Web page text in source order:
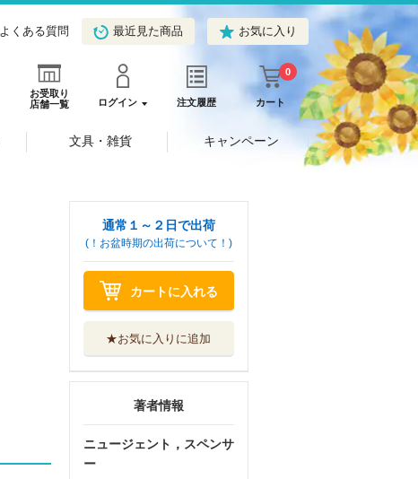
よくある質問 最近見た商品 お気に入り
お受取り
店舗一覧
ログイン 注文履歴 カート
0
文具・雑貨 キャンペーン
通常１～２日で出荷
(！お盆時期の出荷について！)
カートに入れる
★お気に入りに追加
著者情報
ニュージェント，スペンサ
ー